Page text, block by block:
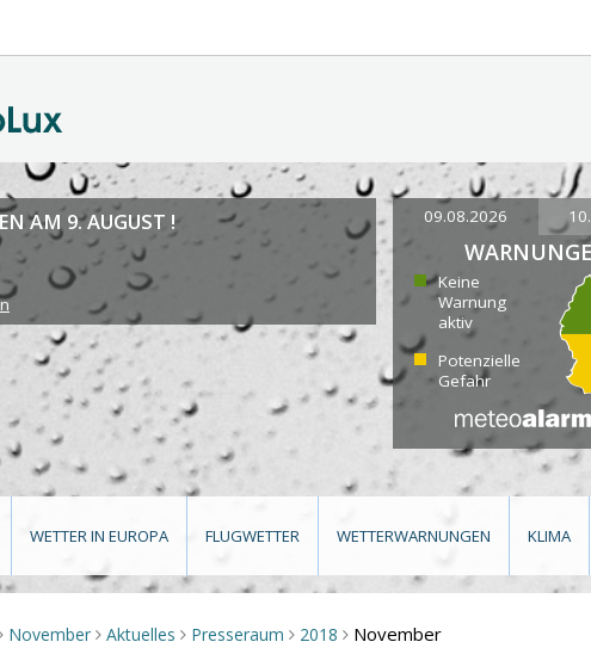
AM 9. AUGUST ! 09.08.2026
Keine
Warnung
aktiv
Potenzielle
Gefahr
WETTER IN EUROPA FLUGWETTER WETTERWARNUNGEN KLIMA
November > Aktuelles > Presseraum > 2018 > November